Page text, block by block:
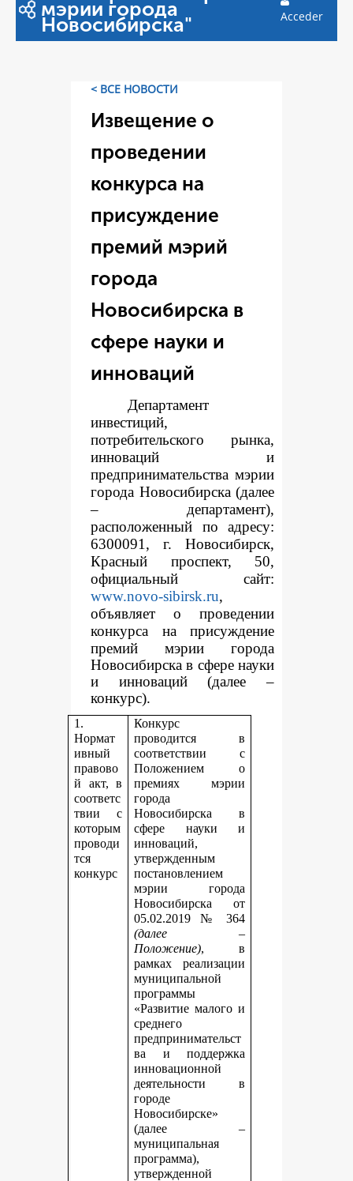
мэрии города
Новосибирска" Acceder
< ВСЕ НОВОСТИ
Извещение о
проведении
конкурса на
присуждение
премий мэрий
города
Новосибирска в
сфере науки и
инноваций
Департамент
инвестиций,
потребительского рынка,
инноваций и
предпринимательства мэрии
города Новосибирска (далее
– департамент),
расположенный по адресу:
6300091, г. Новосибирск,
Красный проспект, 50,
официальный сайт:
www.novo-sibirsk.ru,
объявляет о проведении
конкурса на присуждение
премий мэрии города
Новосибирска в сфере науки
и инноваций (далее –
конкурс).
1.
Нормат
ивный
правово
й акт, в
соответс
твии с
которым
проводи
тся
конкурс
Конкурс
проводится в
соответствии с
Положением о
премиях мэрии
города
Новосибирска в
сфере науки и
инноваций,
утвержденным
постановлением
мэрии города
Новосибирска от
05.02.2019 № 364
(далее –
Положение), в
рамках реализации
муниципальной
программы
«Развитие малого и
среднего
предпринимательст
ва и поддержка
инновационной
деятельности в
городе
Новосибирске»
(далее –
муниципальная
программа),
утвержденной